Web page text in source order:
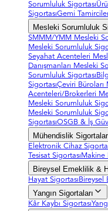
Sorumluluk Sigortası
SigortasıGemi
Mesleki Sorumluluk
SMMM/YMM Mesleki
Mesleki Sorumluluk
Seyahat Acenteleri
Danışmanları Mesleki
Sorumluluk Sigortası
SigortasıÇeviri Büroları
Acenteleri/Brokerleri
Mesleki Sorumluluk
Mesleki Sorumluluk
SigortasıOSGB & İş
Mühendislik
Elektronik Cihaz
Tesisat Sigortası Makine
Bireysel Emeklilik &
Hayat Sigortası Bireysel
Yangın Sigortaları
Kâr Kaybı Sigortası